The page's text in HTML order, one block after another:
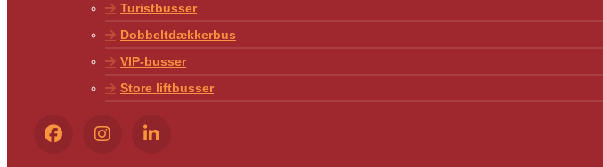
Turistbusser
Dobbeltdækkerbus
VIP-busser
Store liftbusser